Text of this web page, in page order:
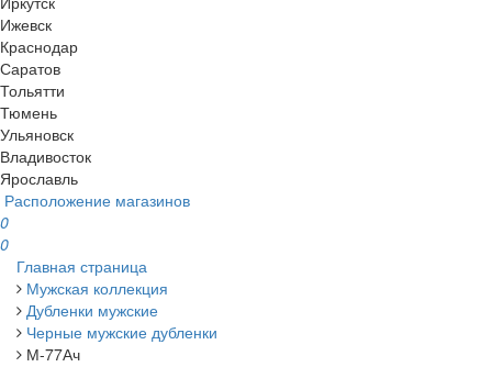
Ижевск
Краснодар
Саратов
Тольятти
Тюмень
Ульяновск
Владивосток
Ярославль
Расположение магазинов
0
0
Главная страница
Мужская коллекция
Дубленки мужские
Черные мужские дубленки
М-77Ач